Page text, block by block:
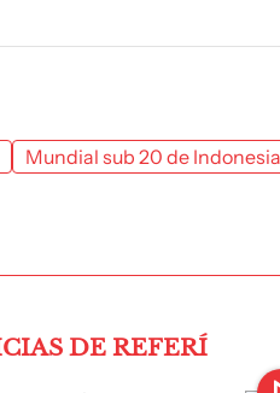
Mundial sub 20 de Indonesia
DE REFERÍ